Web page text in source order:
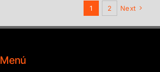
1 2 Next
Menú